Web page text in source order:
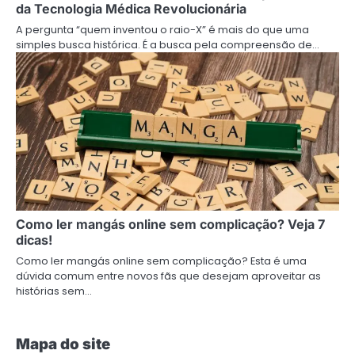
da Tecnologia Médica Revolucionária
A pergunta “quem inventou o raio-X” é mais do que uma
simples busca histórica. É a busca pela compreensão de…
Como ler mangás online sem complicação? Veja 7
dicas!
Como ler mangás online sem complicação? Esta é uma
dúvida comum entre novos fãs que desejam aproveitar as
histórias sem…
Mapa do site